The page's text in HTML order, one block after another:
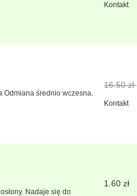
Kontakt
Odmiana średnio wczesna.
16.50 zł
Kontakt
Nadaje się do
1.60 zł